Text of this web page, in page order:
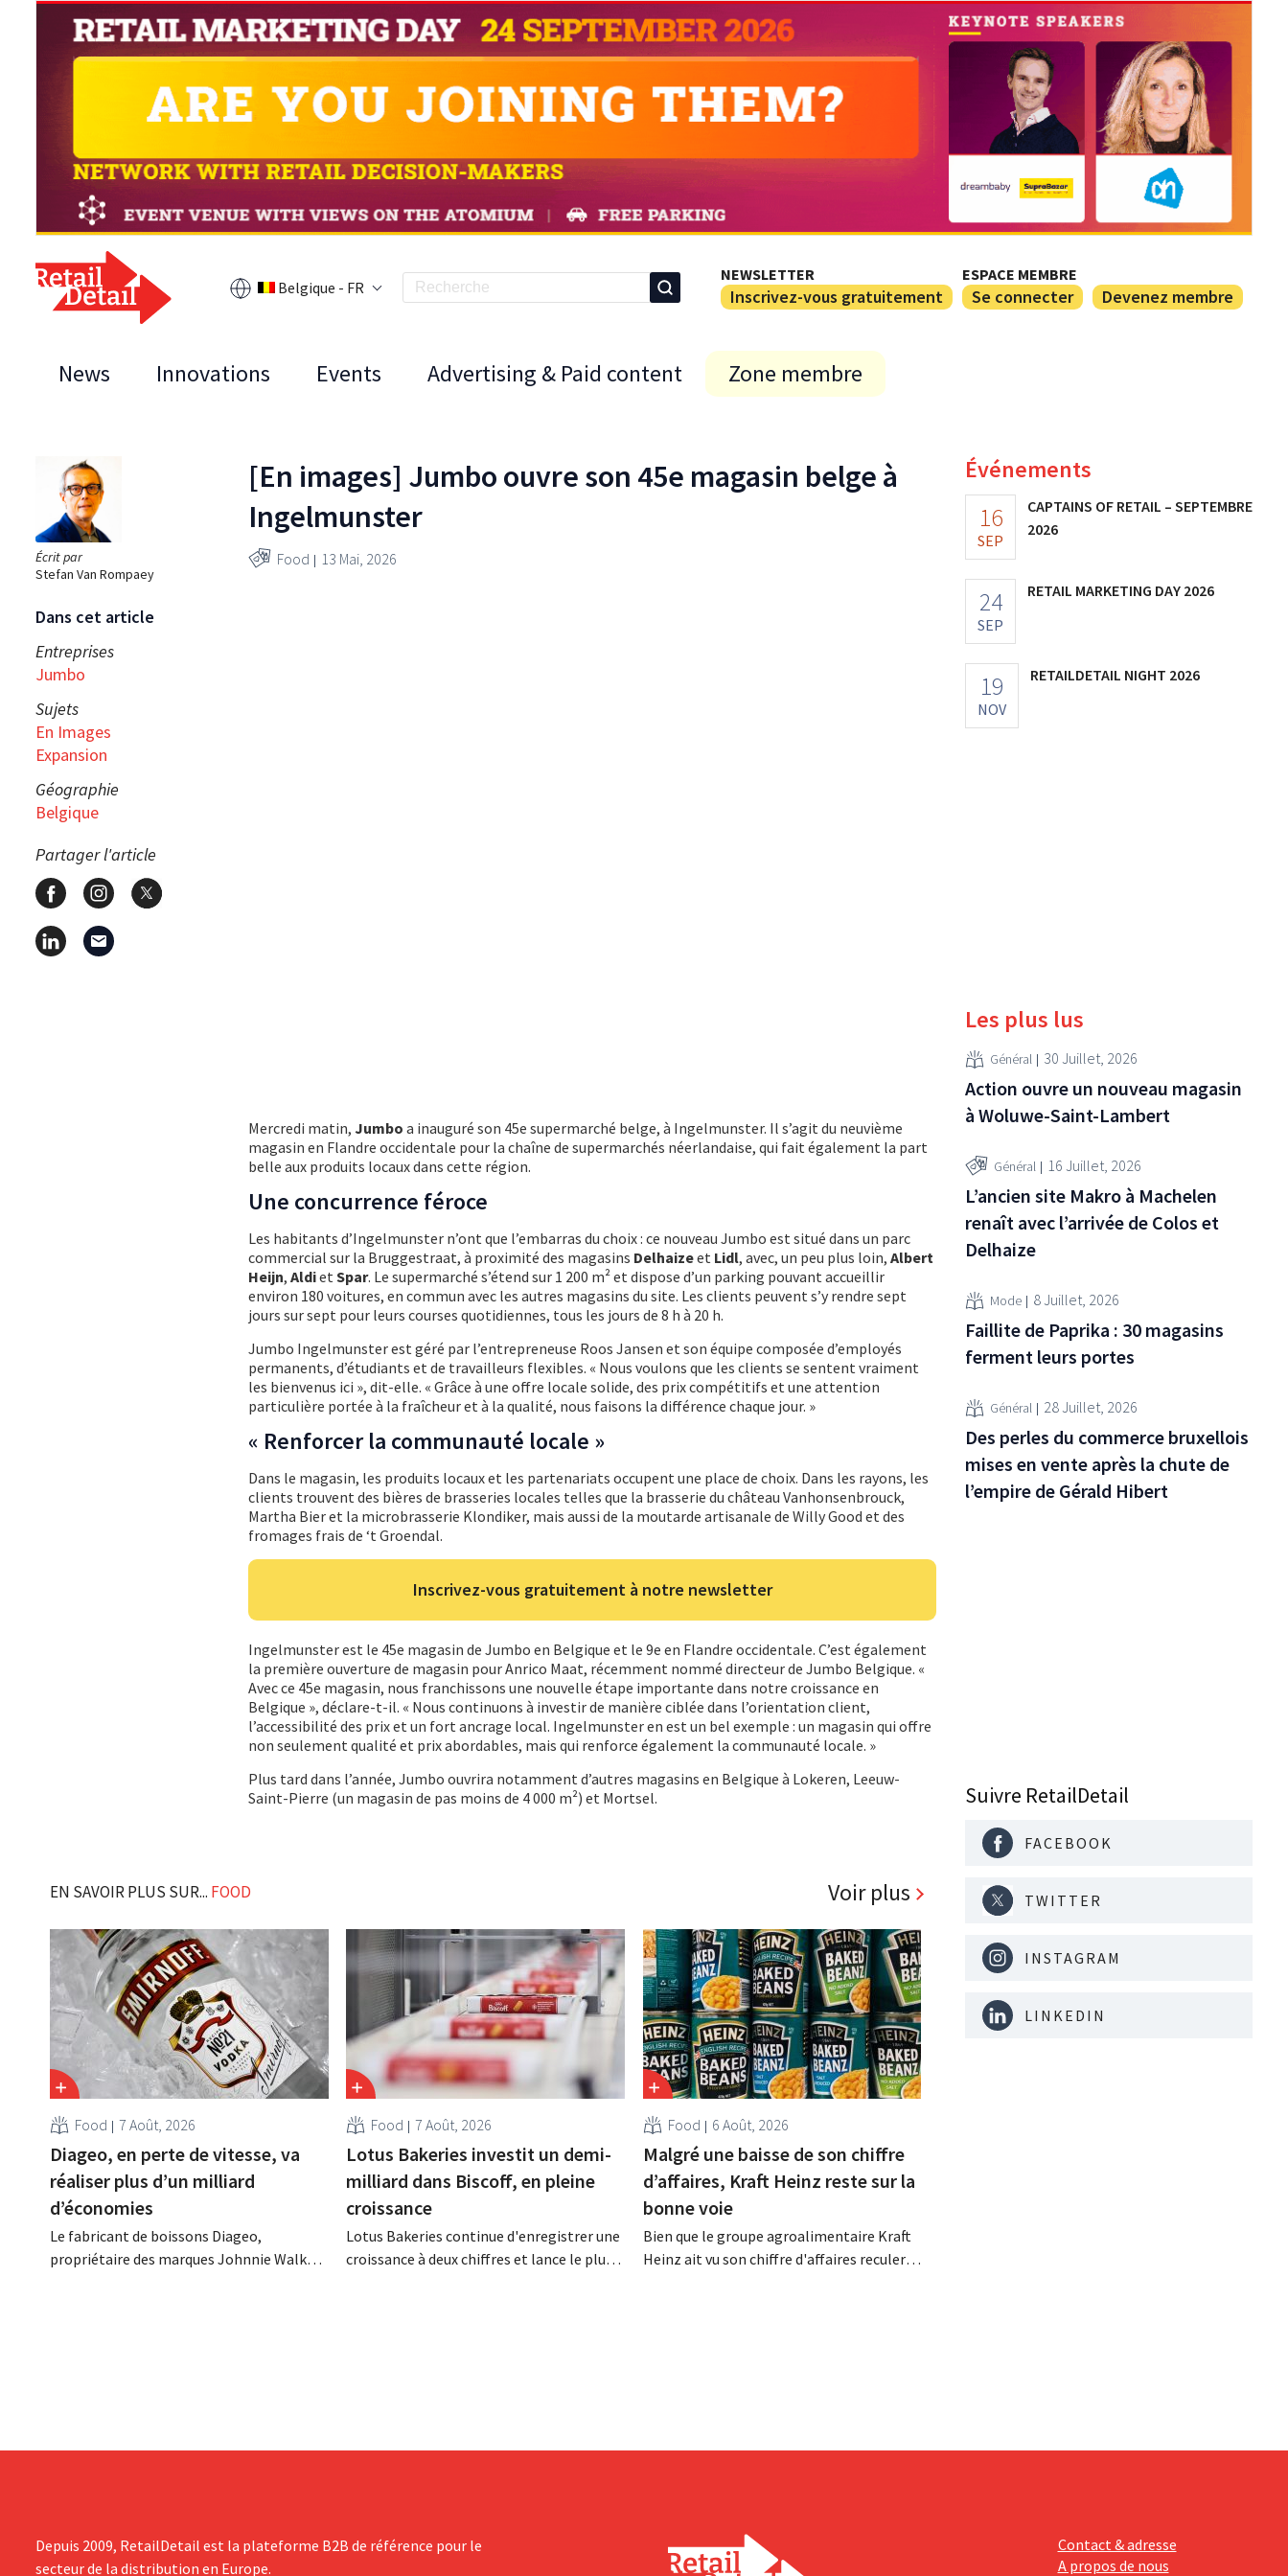
Belgique - FR
NEWSLETTER
Inscrivez-vous gratuitement
ESPACE MEMBRE
Se connecter Devenez membre
News Innovations Events Advertising & Paid content Zone membre
Écrit par
Stefan Van Rompaey
Dans cet article
Entreprises
Jumbo
Sujets
En Images
Expansion
Géographie
Belgique
Partager l'article
[En images] Jumbo ouvre son 45e magasin belge à
Ingelmunster
Food 13 Mai, 2026
Mercredi matin, Jumbo a inauguré son 45e supermarché belge, à Ingelmunster. Il s’agit du neuvième
magasin en Flandre occidentale pour la chaîne de supermarchés néerlandaise, qui fait également la part
belle aux produits locaux dans cette région.
Une concurrence féroce
Les habitants d’Ingelmunster n’ont que l’embarras du choix : ce nouveau Jumbo est situé dans un parc
commercial sur la Bruggestraat, à proximité des magasins Delhaizeet Lidl, avec, un peu plus loin, Albert
Heijn, Aldiet Spar. Le supermarché s’étend sur 1 200 m² et dispose d’un parking pouvant accueillir
environ 180 voitures, en commun avec les autres magasins du site. Les clients peuvent s’y rendre sept
jours sur sept pour leurs courses quotidiennes, tous les jours de 8 h à 20 h.
Jumbo Ingelmunster est géré par l’entrepreneuse Roos Jansen et son équipe composée d’employés
permanents, d’étudiants et de travailleurs flexibles. « Nous voulons que les clients se sentent vraiment
les bienvenus ici », dit-elle. « Grâce à une offre locale solide, des prix compétitifs et une attention
particulière portée à la fraîcheur et à la qualité, nous faisons la différence chaque jour. »
« Renforcer la communauté locale »
Dans le magasin, les produits locaux et les partenariats occupent une place de choix. Dans les rayons, les
clients trouvent des bières de brasseries locales telles que la brasserie du château Vanhonsenbrouck,
Martha Bier et la microbrasserie Klondiker, mais aussi de la moutarde artisanale de Willy Good et des
fromages frais de ‘t Groendal.
Inscrivez-vous gratuitement à notre newsletter
Ingelmunster est le 45e magasin de Jumbo en Belgique et le 9e en Flandre occidentale. C’est également
la première ouverture de magasin pour Anrico Maat, récemment nommé directeur de Jumbo Belgique. «
Avec ce 45e magasin, nous franchissons une nouvelle étape importante dans notre croissance en
Belgique », déclare-t-il. « Nous continuons à investir de manière ciblée dans l’orientation client,
l’accessibilité des prix et un fort ancrage local. Ingelmunster en est un bel exemple : un magasin qui offre
non seulement qualité et prix abordables, mais qui renforce également la communauté locale. »
Plus tard dans l’année, Jumbo ouvrira notamment d’autres magasins en Belgique à Lokeren, Leeuw-
Saint-Pierre (un magasin de pas moins de 4 000 m²) et Mortsel.
EN SAVOIR PLUS SUR... FOOD Voir plus
Food 7 Août, 2026
Diageo, en perte de vitesse, va
réaliser plus d’un milliard
d’économies
Le fabricant de boissons Diageo,
propriétaire des marques Johnnie Walker,
Food 7 Août, 2026
Lotus Bakeries investit un demi-
milliard dans Biscoff, en pleine
croissance
Lotus Bakeries continue d'enregistrer une
croissance à deux chiffres et lance le plus
Food 6 Août, 2026
Malgré une baisse de son chiffre
d’affaires, Kraft Heinz reste sur la
bonne voie
Bien que le groupe agroalimentaire Kraft
Heinz ait vu son chiffre d'affaires reculer
Événements
16
SEP
CAPTAINS OF RETAIL – SEPTEMBRE
2026
24
SEP
RETAIL MARKETING DAY 2026
19
NOV
RETAILDETAIL NIGHT 2026
Les plus lus
Général 30 Juillet, 2026
Action ouvre un nouveau magasin
à Woluwe-Saint-Lambert
Général 16 Juillet, 2026
L’ancien site Makro à Machelen
renaît avec l’arrivée de Colos et
Delhaize
Mode 8 Juillet, 2026
Faillite de Paprika : 30 magasins
ferment leurs portes
Général 28 Juillet, 2026
Des perles du commerce bruxellois
mises en vente après la chute de
l’empire de Gérald Hibert
Suivre RetailDetail
FACEBOOK
TWITTER
INSTAGRAM
LINKEDIN
Depuis 2009, RetailDetail est la plateforme B2B de référence pour le
secteur de la distribution en Europe.
Contact & adresse
A propos de nous